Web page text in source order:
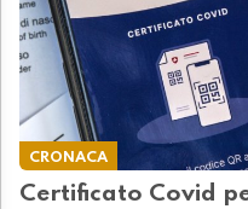
CRONACA
Certificato Covid